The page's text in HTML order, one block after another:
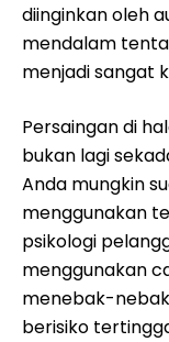
diinginkan oleh
mendalam
menjadi sangat
Persaingan di
bukan lagi
Anda mungkin
menggunakan
psikologi
menggunakan
menebak-
berisiko